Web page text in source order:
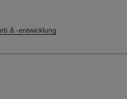
& -entwicklung